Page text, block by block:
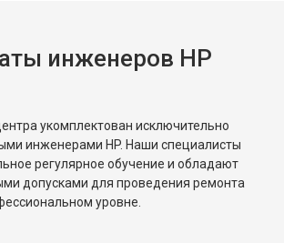
инженеров HP
укомплектован исключительно
инженерами HP. Наши специалисты
регулярное обучение и обладают
допусками для проведения ремонта
уровне.